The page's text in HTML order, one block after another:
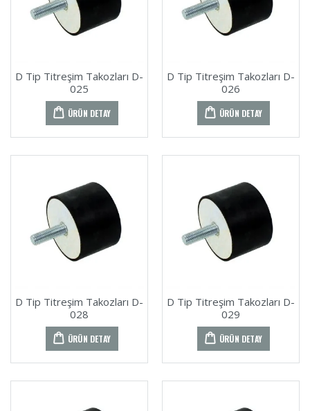
D Tip Titreşim Takozları D-
025
ÜRÜN DETAY
D Tip Titreşim Takozları D-
026
ÜRÜN DETAY
D Tip Titreşim Takozları D-
028
ÜRÜN DETAY
D Tip Titreşim Takozları D-
029
ÜRÜN DETAY